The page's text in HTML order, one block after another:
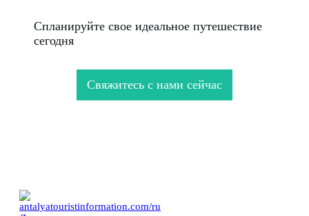
Спланируйте свое идеальное путешествие
сегодня
Свяжитесь с нами сейчас